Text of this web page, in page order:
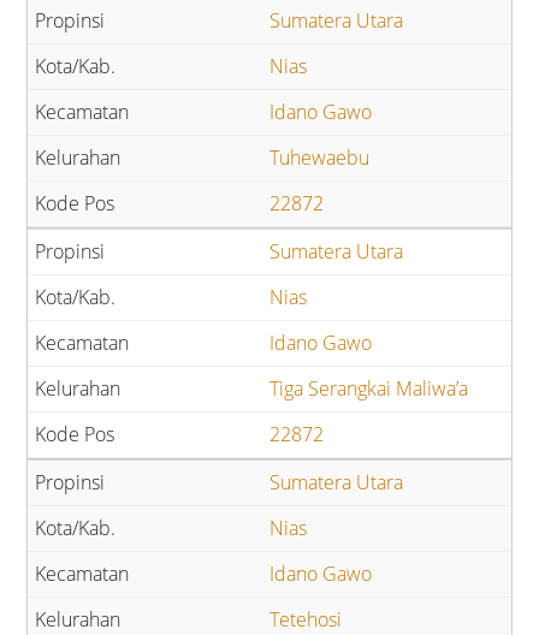
Sumatera Utara
Nias
Idano Gawo
Tuhewaebu
22872
Sumatera Utara
Nias
Idano Gawo
Tiga Serangkai Maliwa’a
22872
Sumatera Utara
Nias
Idano Gawo
Tetehosi